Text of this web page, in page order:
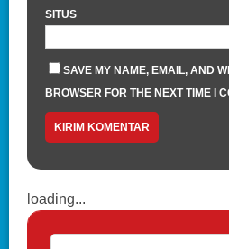
SITUS
SAVE MY NAME, EMAIL, AND
BROWSER FOR THE NEXT TIME I
loading...